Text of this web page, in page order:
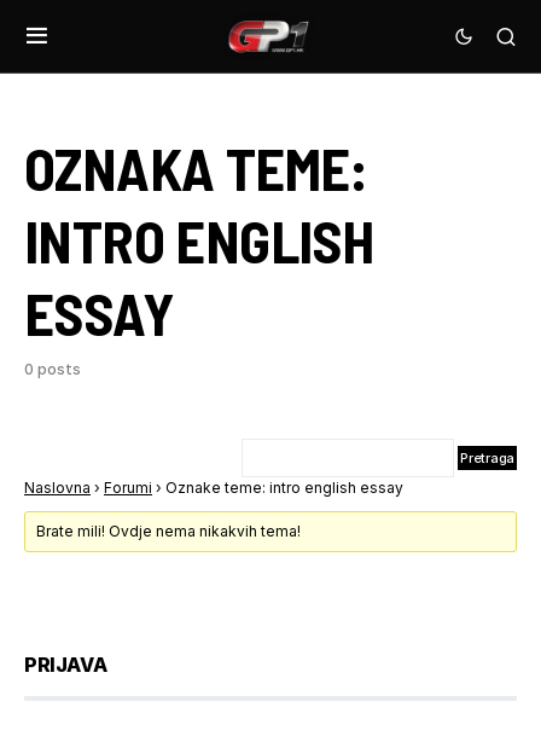
OZNAKA TEME:
INTRO ENGLISH
ESSAY
0 posts
Naslovna › Forumi › Oznake teme: intro english essay
Brate mili! Ovdje nema nikakvih tema!
PRIJAVA